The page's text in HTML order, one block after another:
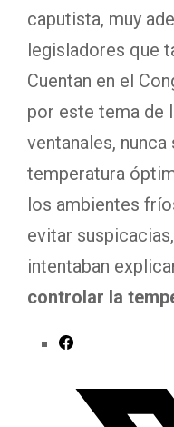
caputista, muy
legisladores que
Cuentan en el
por este tema de
ventanales,
temperatura
los ambientes
evitar
intentaban
controlar la